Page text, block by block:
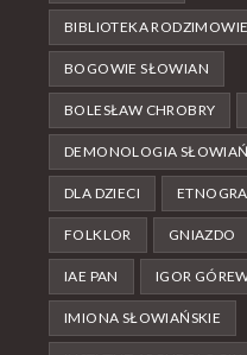
BIBLIOTEKA
BOGOWIE SŁOWIAN
BOLESŁAW CHROBRY
DEMONOLOGIA
DLA DZIECI
FOLKLOR GNIAZDO
IAE PAN IGOR
IMIONA SŁOWIAŃSKIE